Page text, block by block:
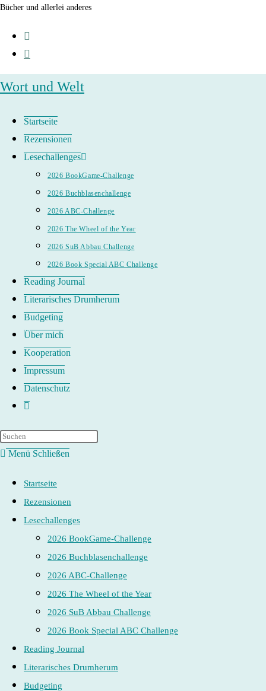
Zum
springen
Bücher und allerlei anderes
Wort und Welt
Startseite
Rezensionen
Lesechallenges
2026 BookGame-Challenge
2026 Buchblasenchallenge
2026 ABC-Challenge
2026 The Wheel of the Year
2026 SuB Abbau Challenge
2026 Book Special ABC Challenge
Reading Journal
Literarisches Drumherum
Budgeting
Über mich
Kooperation
Impressum
Datenschutz
Website-
umschalten
Menü Schließen
Startseite
Rezensionen
Lesechallenges
2026 BookGame-Challenge
2026 Buchblasenchallenge
2026 ABC-Challenge
2026 The Wheel of the Year
2026 SuB Abbau Challenge
2026 Book Special ABC Challenge
Reading Journal
Literarisches Drumherum
Budgeting